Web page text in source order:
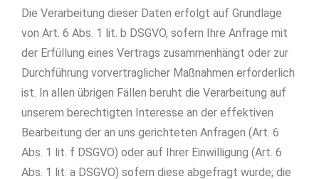
Die Verarbeitung dieser Daten erfolgt auf Grundlage
von Art. 6 Abs. 1 lit. b DSGVO, sofern Ihre Anfrage mit
der Erfüllung eines Vertrags zusammenhängt oder zur
Durchführung vorvertraglicher Maßnahmen erforderlich
ist. In allen übrigen Fällen beruht die Verarbeitung auf
unserem berechtigten Interesse an der effektiven
Bearbeitung der an uns gerichteten Anfragen (Art. 6
Abs. 1 lit. f DSGVO) oder auf Ihrer Einwilligung (Art. 6
Abs. 1 lit. a DSGVO) sofern diese abgefragt wurde; die